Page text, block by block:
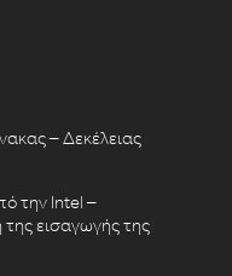
– Δεκέλειας
την Intel –
της εισαγωγής της